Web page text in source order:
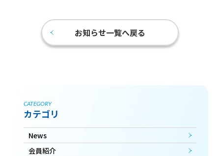
CATEGORY
カテゴリ
News
会員紹介
お知らせ一覧へ戻る